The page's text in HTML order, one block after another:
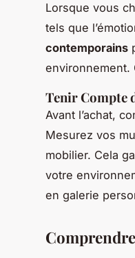
Lorsque vous
tels que
contemporains
environnement.
Tenir Compte
Avant l’achat,
Mesurez vos
mobilier. Cela
votre
en galerie